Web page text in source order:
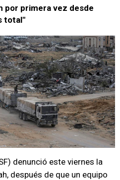
por primera vez desde
total"
denunció este viernes la
después de que un equipo